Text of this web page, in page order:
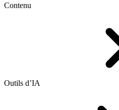
Contenu
Outils d’IA